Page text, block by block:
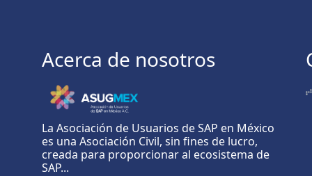
Acerca de nosotros
La Asociación de Usuarios de SAP en México
es una Asociación Civil, sin fines de lucro,
creada para proporcionar al ecosistema de
SAP...